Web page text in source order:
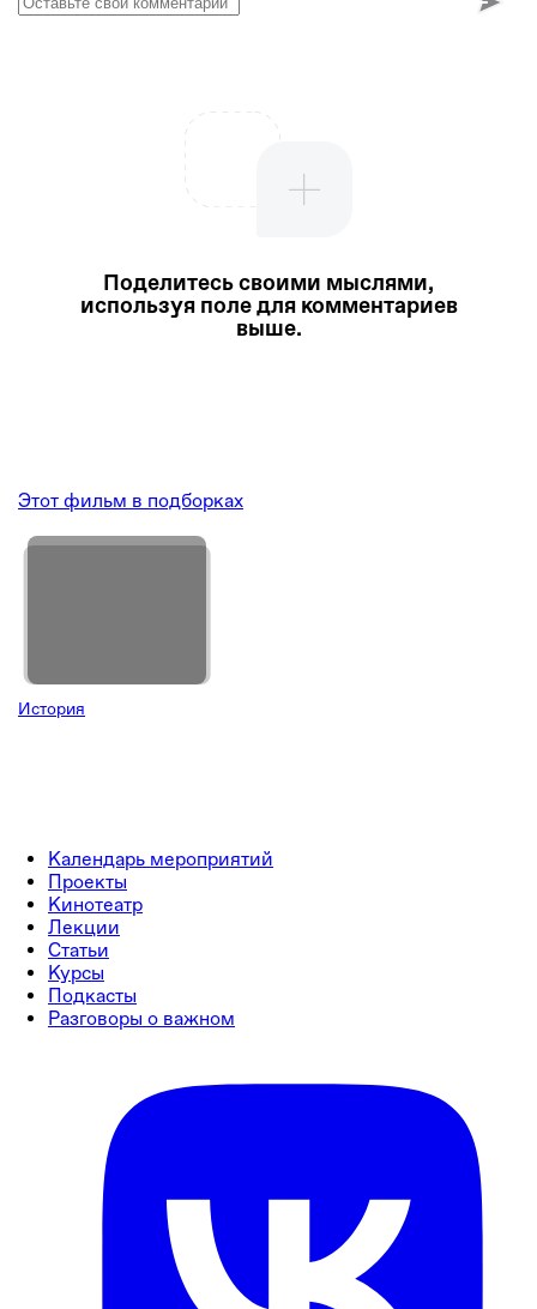
Поделитесь своими мыслями,
используя поле для комментариев
выше.
Этот фильм в подборках
История
Календарь мероприятий
Проекты
Кинотеатр
Лекции
Статьи
Курсы
Подкасты
Разговоры о важном